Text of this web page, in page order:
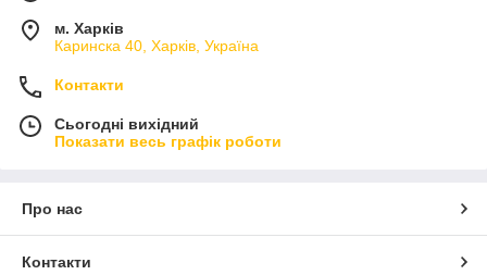
м. Харків
Каринска 40, Харків, Україна
Контакти
Сьогодні вихідний
Показати весь графік роботи
Про нас
Контакти